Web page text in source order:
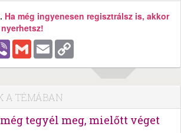
Ha még ingyenesen regisztrálsz is, akkor
Viber Gmail Email
A TÉMÁBAN
tegyél meg, mielőtt véget